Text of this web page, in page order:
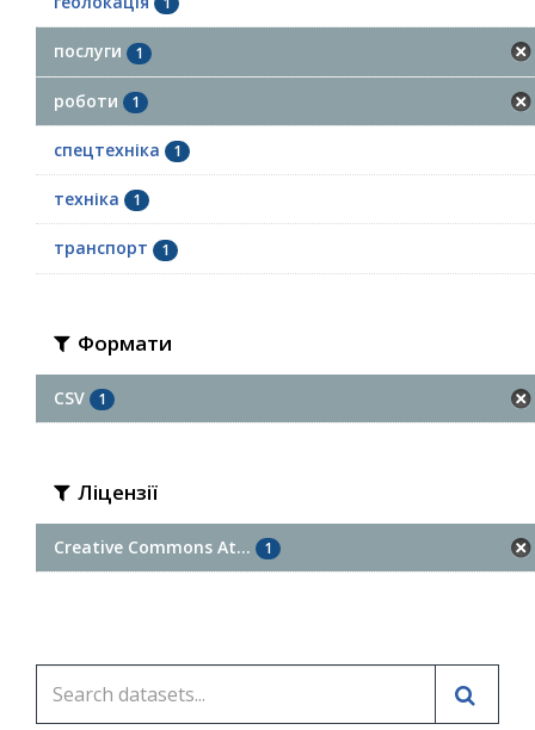
послуги 1
роботи 1
спецтехніка 1
техніка 1
транспорт 1
Формати
CSV 1
Ліцензії
Creative Commons At... 1